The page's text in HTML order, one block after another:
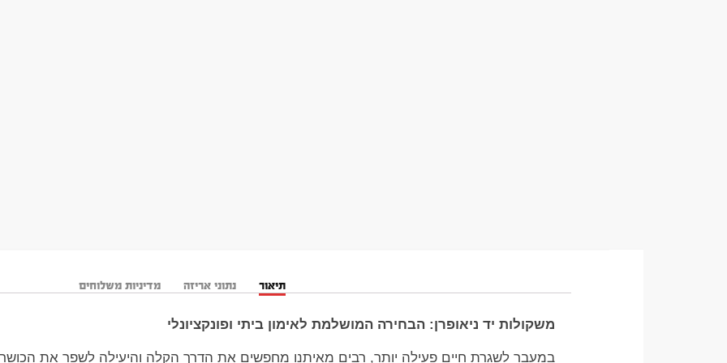
תיאור נתוני אריזה מדיניות משלוחים
משקולות יד ניאופרן: הבחירה המושלמת לאימון ביתי ופונקציונלי
במעבר לשגרת חיים פעילה יותר, רבים מאיתנו מחפשים את הדרך הקלה והיעילה לשפר את